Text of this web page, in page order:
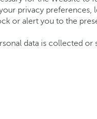
privacy
or alert you to the
data is collected